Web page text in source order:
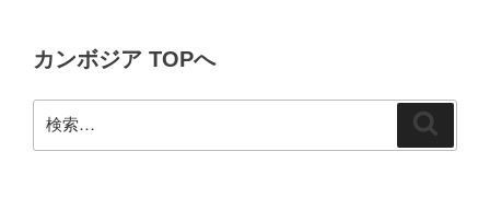
ン
カンボジア TOPへ
索: